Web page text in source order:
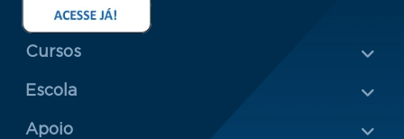
Menu Rodapé 1
Cursos
Escola
Rodapé 2
Apoio